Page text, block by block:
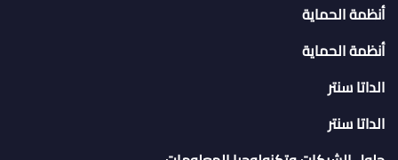
أنظمة الحماية
أنظمة الحماية
الداتا سنتر
الداتا سنتر